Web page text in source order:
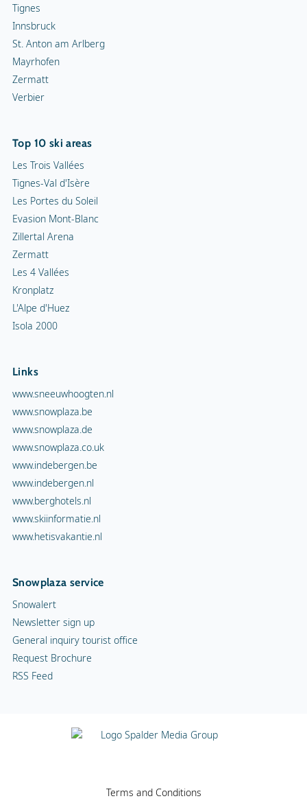
Tignes
Innsbruck
St. Anton am Arlberg
Mayrhofen
Zermatt
Verbier
Top 10 ski areas
Les Trois Vallées
Tignes-Val d'Isère
Les Portes du Soleil
Evasion Mont-Blanc
Zillertal Arena
Zermatt
Les 4 Vallées
Kronplatz
L'Alpe d'Huez
Isola 2000
Links
www.sneeuwhoogten.nl
www.snowplaza.be
www.snowplaza.de
www.snowplaza.co.uk
www.indebergen.be
www.indebergen.nl
www.berghotels.nl
www.skiinformatie.nl
www.hetisvakantie.nl
Snowplaza service
Snowalert
Newsletter sign up
General inquiry tourist office
Request Brochure
RSS Feed
Terms and Conditions